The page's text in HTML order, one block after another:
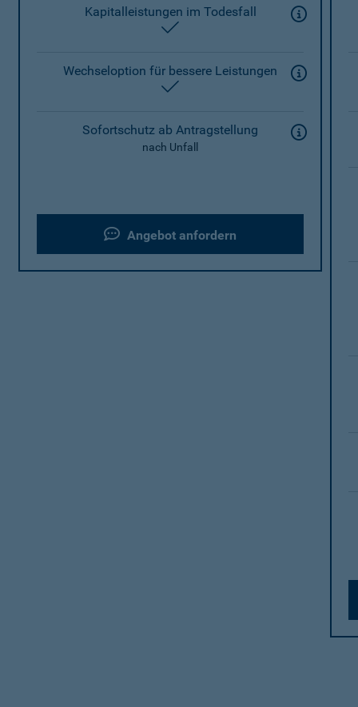
Kapitalleistungen im Todesfall
Wechseloption für bessere Leistungen
Sofortschutz ab Antragstellung
nach Unfall
Angebot anfordern